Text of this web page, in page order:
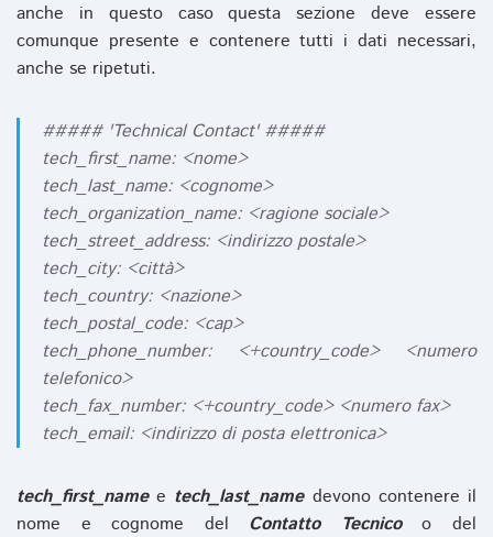
anche in questo caso questa sezione deve essere
comunque presente e contenere tutti i dati necessari,
anche se ripetuti.
##### 'Technical Contact' #####
tech_first_name: <nome>
tech_last_name: <cognome>
tech_organization_name: <ragione sociale>
tech_street_address: <indirizzo postale>
tech_city: <città>
tech_country: <nazione>
tech_postal_code: <cap>
tech_phone_number: <+country_code> <numero
telefonico>
tech_fax_number: <+country_code> <numero fax>
tech_email: <indirizzo di posta elettronica>
tech_first_namee tech_last_namedevono contenere il
nome e cognome del Contatto Tecnicoo del